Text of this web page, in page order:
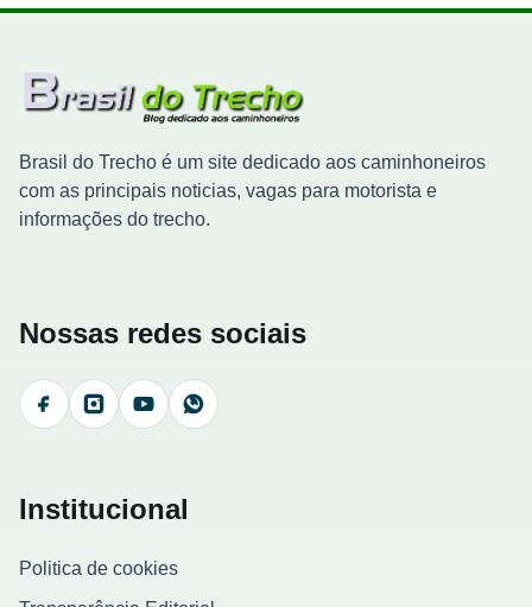
Brasil do Trecho é um site dedicado aos caminhoneiros
com as principais noticias, vagas para motorista e
informações do trecho.
Nossas redes sociais
FacebookInstagramYouTubeWhatsApp
Institucional
Politica de cookies